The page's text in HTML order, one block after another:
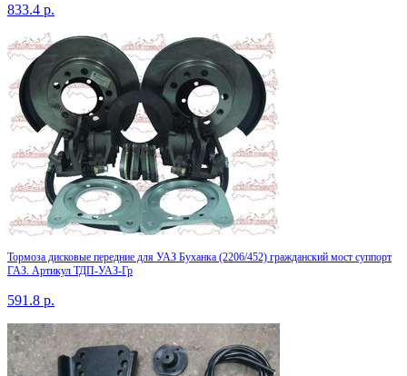
833.4 р.
Тормоза дисковые передние для УАЗ Буханка (2206/452) гражданский мост суппорт
ГАЗ. Артикул ТДП-УАЗ-Гр
591.8 р.